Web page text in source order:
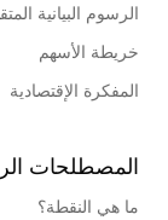
الرسوم البيانية
خريطة الأسهم
المفكرة الإقتصادية
المصطلحات
ما هي النقطة؟